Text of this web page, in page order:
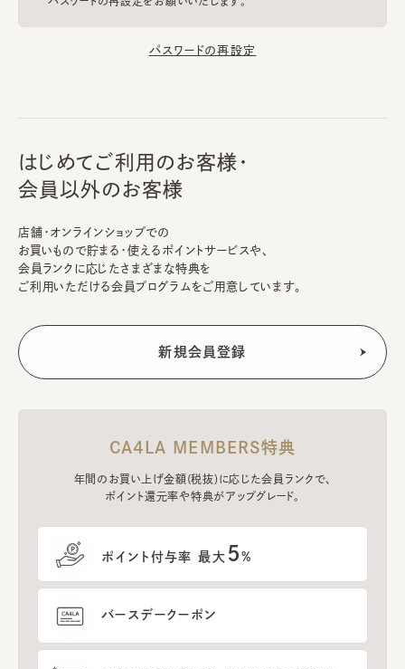
パスワードの再設定
はじめてご利用のお客様・
会員以外のお客様
店舗・オンラインショップでの
お買いもので貯まる・使えるポイントサービスや、
会員ランクに応じたさまざまな特典を
ご利用いただける会員プログラムをご用意しています。
CA4LA MEMBERS特典
年間のお買い上げ金額(税抜)に応じた会員ランクで、
ポイント還元率や特典がアップグレード。
ポイント付与率 最大 5%
バースデークーポン